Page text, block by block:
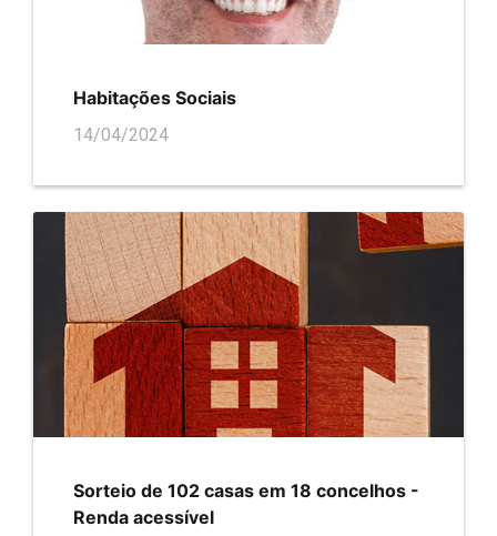
Habitações Sociais
14/04/2024
Sorteio de 102 casas em 18 concelhos -
Renda acessível